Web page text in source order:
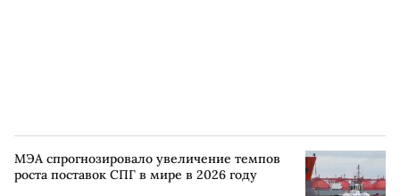
МЭА спрогнозировало увеличение темпов
роста поставок СПГ в мире в 2026 году